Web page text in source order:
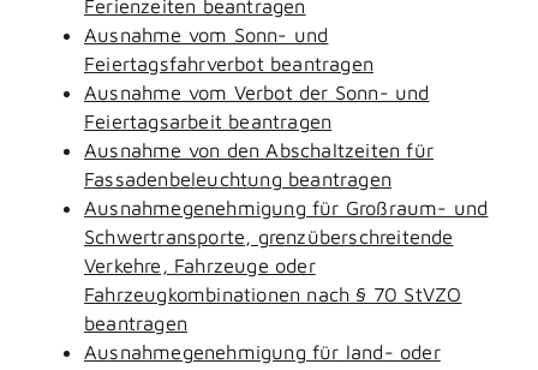
Ferienzeiten beantragen
Ausnahme vom Sonn- und
Feiertagsfahrverbot beantragen
Ausnahme vom Verbot der Sonn- und
Feiertagsarbeit beantragen
Ausnahme von den Abschaltzeiten für
Fassadenbeleuchtung beantragen
Ausnahmegenehmigung für Großraum- und
Schwertransporte, grenzüberschreitende
Verkehre, Fahrzeuge oder
Fahrzeugkombinationen nach § 70 StVZO
beantragen
Ausnahmegenehmigung für land- oder